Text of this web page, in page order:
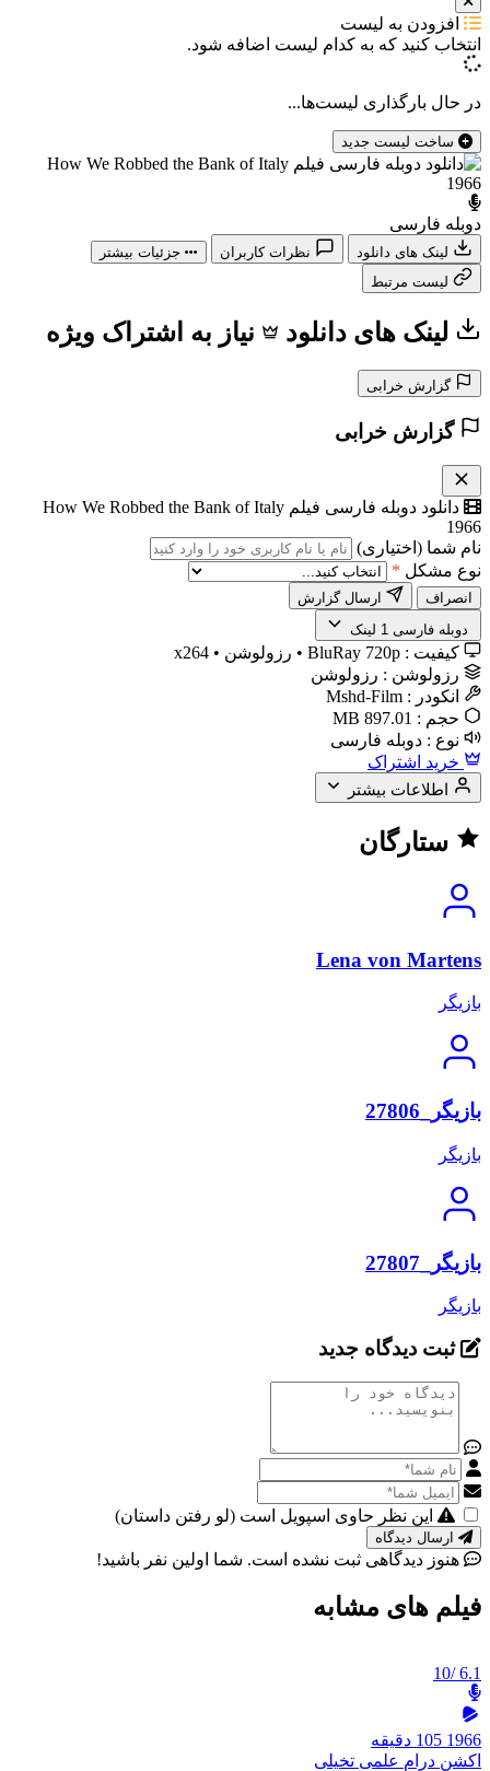
افزودن به لیست
انتخاب کنید که به کدام لیست اضافه شود.
در حال بارگذاری لیست‌ها...
دوبله فارسی
جزئیات بیشتر
لینک های دانلود نیاز به اشتراک ویژه
گزارش خرابی
گزارش خرابی
دانلود دوبله فارسی فیلم How We Robbed the Bank of Italy
1966
نام شما (اختیاری)
نوع مشکل *
انصراف
️ دوبله فارسی 1 لینک
کیفیت : BluRay 720p • رزولوشن • x264
رزولوشن : رزولوشن
انکودر : Mshd-Film
حجم : 897.01 MB
نوع : دوبله فارسی
خرید اشتراک
اطلاعات بیشتر
ستارگان
Lena von Martens
بازیگر
بازیگر_27806
بازیگر
بازیگر_27807
بازیگر
ثبت دیدگاه جدید
این نظر حاوی اسپویل است (لو رفتن داستان)
هنوز دیدگاهی ثبت نشده است. شما اولین نفر باشید!
فیلم های مشابه
6.1
/10
1966 105 دقیقه
اکشن درام علمی تخیلی